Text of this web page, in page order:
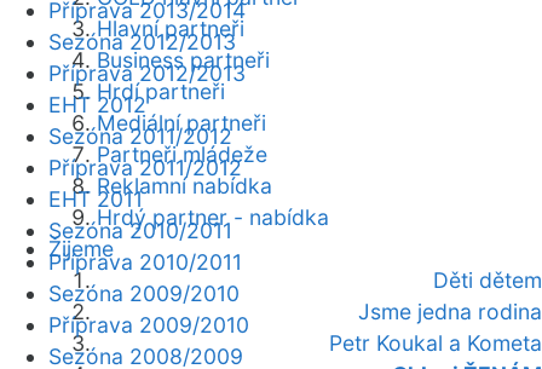
Hlavní partneři
Business partneři
Hrdí partneři
Mediální partneři
Partneři mládeže
Reklamní nabídka
Hrdý partner - nabídka
Žijeme
Děti dětem
Jsme jedna rodina
Petr Koukal a Kometa
Příprava 2013/2014
Sezóna 2012/2013
Příprava 2012/2013
EHT 2012
Sezóna 2011/2012
Příprava 2011/2012
EHT 2011
Sezóna 2010/2011
Příprava 2010/2011
Sezóna 2009/2010
Příprava 2009/2010
Sezóna 2008/2009